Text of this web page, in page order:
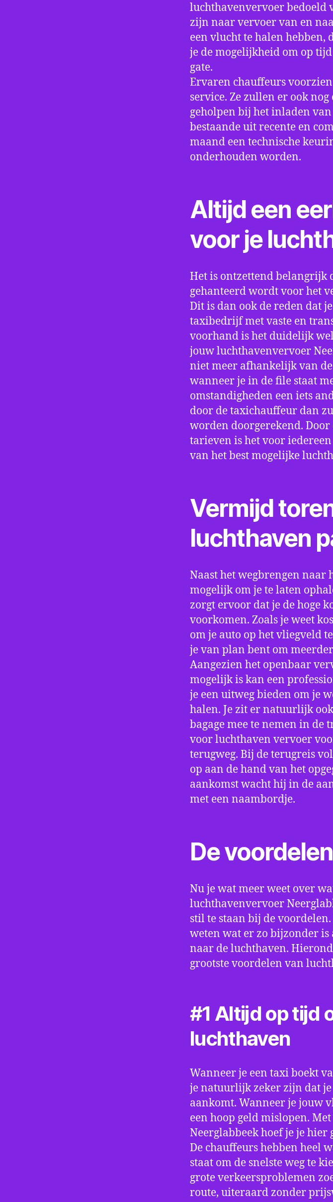
luchthavenvervoer bedoeld
zijn naar vervoer van en
een vlucht te halen
je de mogelijkheid om op
gate.
Ervaren chauffeurs
service. Ze zullen er ook
geholpen bij het inladen
bestaande uit recente en
maand een technische
onderhouden worden.
Altijd een
voor je
Het is ontzettend belangrijk
gehanteerd wordt voor het
Dit is dan ook de reden dat
taxibedrijf met vaste en
voorhand is het duidelijk
jouw luchthavenvervoer
niet meer afhankelijk van
wanneer je in de file staat
omstandigheden een iets
door de taxichauffeur dan
worden doorgerekend. Door
tarieven is het voor
van het best mogelijke
Vermijd
luchthaven
Naast het wegbrengen naar
mogelijk om je te laten
zorgt ervoor dat je de hoge
voorkomen. Zoals je weet
om je auto op het vliegveld
je van plan bent om
Aangezien het openbaar
mogelijk is kan een
je een uitweg bieden om je
halen. Je zit er natuurlijk
bagage mee te nemen in de
voor luchthaven vervoer
terugweg. Bij de terugreis
op aan de hand van het
aankomst wacht hij in de
met een naambordje.
De
Nu je wat meer weet over
luchthavenvervoer
stil te staan bij de
weten wat er zo bijzonder
naar de luchthaven.
grootste voordelen van
#1 Altijd op tijd
luchthaven
Wanneer je een taxi boekt
je natuurlijk zeker zijn dat
aankomt. Wanneer je jouw
een hoop geld mislopen.
Neerglabbeek hoef je je hier
De chauffeurs hebben heel
staat om de snelste weg te
grote verkeersproblemen
route, uiteraard zonder